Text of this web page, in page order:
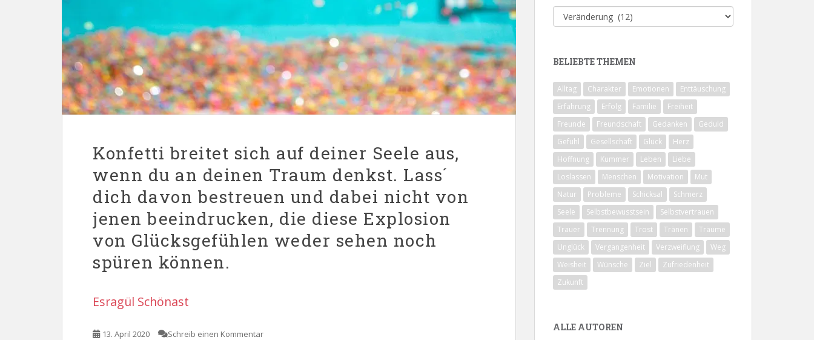
Konfetti breitet sich auf deiner Seele aus,
wenn du an deinen Traum denkst. Lass´
dich davon bestreuen und dabei nicht von
jenen beeindrucken, die diese Explosion
von Glücksgefühlen weder sehen noch
spüren können.
Esragül Schönast
13. April 2020 Schreib einen Kommentar
Alle
Themen
BELIEBTE THEMEN
Alltag Charakter Emotionen
Enttäuschung
Erfahrung
Erfolg Familie
Freiheit
Freunde
Freundschaft Gedanken
Geduld
Gefühl
Gesellschaft Glück
Herz
Hoffnung
Kummer Leben
Liebe
Loslassen
Menschen Motivation
Mut
Natur
Probleme Schicksal
Schmerz
Seele
Selbstbewusstsein
Selbstvertrauen
Trauer
Trennung Trost Tränen
Träume
Unglück
Vergangenheit Verzweiflung
Weg
Weisheit
Wünsche Ziel
Zufriedenheit
Zukunft
ALLE AUTOREN